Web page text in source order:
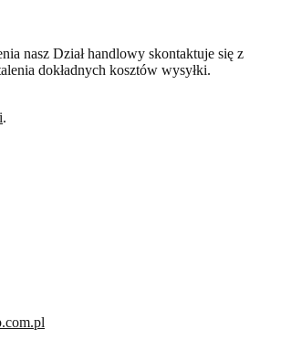
nasz Dział handlowy skontaktuje się z
dokładnych kosztów wysyłki.
.